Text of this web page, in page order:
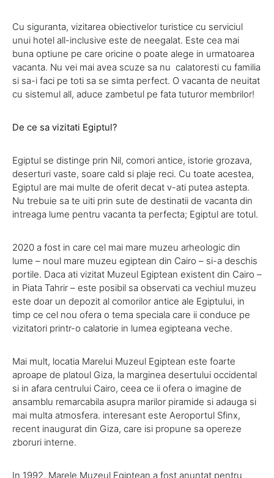
Cu siguranta, vizitarea obiectivelor turistice cu serviciul
unui hotel all-inclusive este de neegalat. Este cea mai
buna optiune pe care oricine o poate alege in urmatoarea
vacanta. Nu vei mai avea scuze sa nu calatoresti cu familia
si sa-i faci pe toti sa se simta perfect. O vacanta de neuitat
cu sistemul all, aduce zambetul pe fata tuturor membrilor!
De ce sa vizitati Egiptul?
Egiptul se distinge prin Nil, comori antice, istorie grozava,
deserturi vaste, soare cald si plaje reci. Cu toate acestea,
Egiptul are mai multe de oferit decat v-ati putea astepta.
Nu trebuie sa te uiti prin sute de destinatii de vacanta din
intreaga lume pentru vacanta ta perfecta; Egiptul are totul.
2020 a fost in care cel mai mare muzeu arheologic din
lume – noul mare muzeu egiptean din Cairo – si-a deschis
portile. Daca ati vizitat Muzeul Egiptean existent din Cairo –
in Piata Tahrir – este posibil sa observati ca vechiul muzeu
este doar un depozit al comorilor antice ale Egiptului, in
timp ce cel nou ofera o tema speciala care ii conduce pe
vizitatori printr-o calatorie in lumea egipteana veche.
Mai mult, locatia Marelui Muzeul Egiptean este foarte
aproape de platoul Giza, la marginea desertului occidental
si in afara centrului Cairo, ceea ce ii ofera o imagine de
ansamblu remarcabila asupra marilor piramide si adauga si
mai multa atmosfera. interesant este Aeroportul Sfinx,
recent inaugurat din Giza, care isi propune sa opereze
zboruri interne.
In 1992, Marele Muzeul Egiptean a fost anuntat pentru